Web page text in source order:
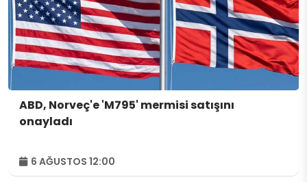
ABD, Norveç'e 'M795' mermisi satışını
onayladı
6 AĞUSTOS 12:00